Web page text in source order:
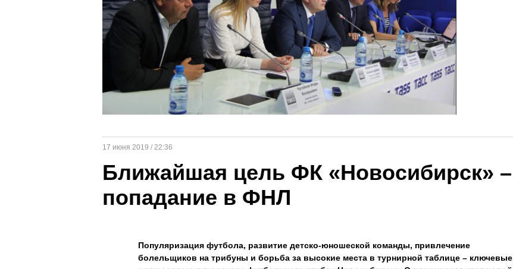
17 июня 2019 / 22:36
Ближайшая цель ФК «Новосибирск» –
попадание в ФНЛ
Популяризация футбола, развитие детско-юношеской команды, привлечение
болельщиков на трибуны и борьба за высокие места в турнирной таблице – ключевые